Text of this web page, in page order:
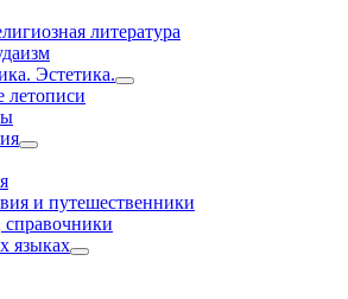
литература
Эстетика.
летописи
и путешественники
языках